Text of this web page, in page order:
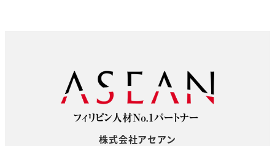
株式会社アセアン